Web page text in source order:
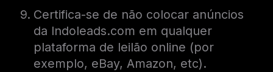
Certifica-se de não colocar anúncios
da Indoleads.com em qualquer
plataforma de leilão online (por
exemplo, eBay, Amazon, etc).